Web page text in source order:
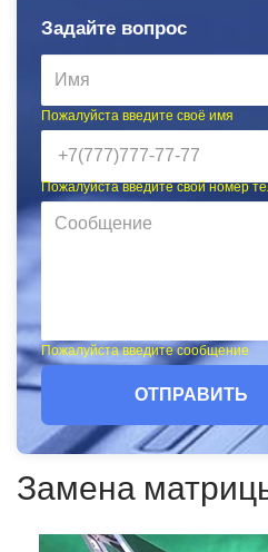
Задайте вопрос
Пожалуйста введите своё имя
Пожалуйста введите свой номер
Пожалуйста введите сообщение
ОТПРАВИТЬ
Замена